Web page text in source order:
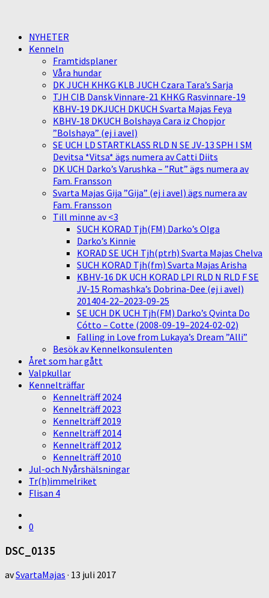
NYHETER
Kenneln
Framtidsplaner
Våra hundar
DK JUCH KHKG KLB JUCH Czara Tara’s Sarja
TJH CIB Dansk Vinnare-21 KHKG Rasvinnare-19
KBHV-19 DKJUCH DKUCH Svarta Majas Feya
KBHV-18 DKUCH Bolshaya Cara iz Chopjor
”Bolshaya” (ej i avel)
SE UCH LD STARTKLASS RLD N SE JV-13 SPH I SM
Devitsa *Vitsa* ägs numera av Catti Diits
DK UCH Darko’s Varushka – ”Rut” ägs numera av
Fam. Fransson
Svarta Majas Gija ”Gija” (ej i avel) ägs numera av
Fam. Fransson
Till minne av <3
SUCH KORAD Tjh(FM) Darko’s Olga
Darko’s Kinnie
KORAD SE UCH Tjh(ptrh) Svarta Majas Chelva
SUCH KORAD Tjh(fm) Svarta Majas Arisha
KBHV-16 DK UCH KORAD LPI RLD N RLD F SE
JV-15 Romashka’s Dobrina-Dee (ej i avel)
201404-22–2023-09-25
SE UCH DK UCH Tjh(FM) Darko’s Qvinta Do
Cótto – Cotte (2008-09-19–2024-02-02)
Falling in Love from Lukaya’s Dream ”Alli”
Besök av Kennelkonsulenten
Året som har gått
Valpkullar
Kennelträffar
Kennelträff 2024
Kennelträff 2023
Kennelträff 2019
Kennelträff 2014
Kennelträff 2012
Kennelträff 2010
Jul-och Nyårshälsningar
Tr(h)immelriket
Flisan 4
0
DSC_0135
avSvartaMajas · 13 juli 2017